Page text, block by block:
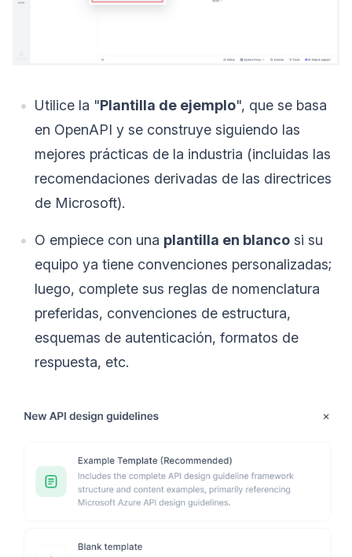
Utilice la "Plantilla de ejemplo", que se basa
en OpenAPI y se construye siguiendo las
mejores prácticas de la industria (incluidas las
recomendaciones derivadas de las directrices
de Microsoft).
O empiece con una plantilla en blanco si su
equipo ya tiene convenciones personalizadas;
luego, complete sus reglas de nomenclatura
preferidas, convenciones de estructura,
esquemas de autenticación, formatos de
respuesta, etc.